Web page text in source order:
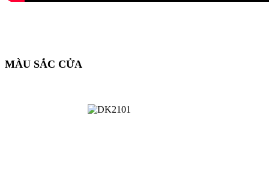
MÀU SẮC CỬA